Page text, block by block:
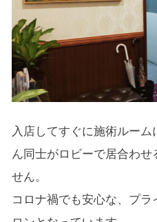
入店してすぐに施術ルー
ん同士がロビーで居合わ
せん。
コロナ禍でも安心な、プ